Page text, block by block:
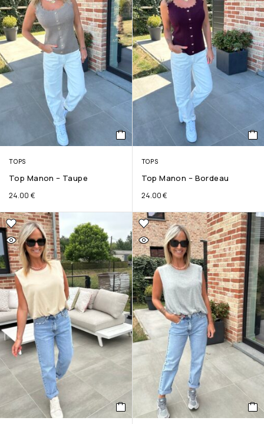
TOPS
Top Manon – Taupe
24.00 €
TOPS
Top Manon – Bordeau
24.00€